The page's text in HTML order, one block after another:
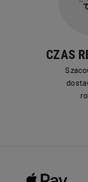
CZAS